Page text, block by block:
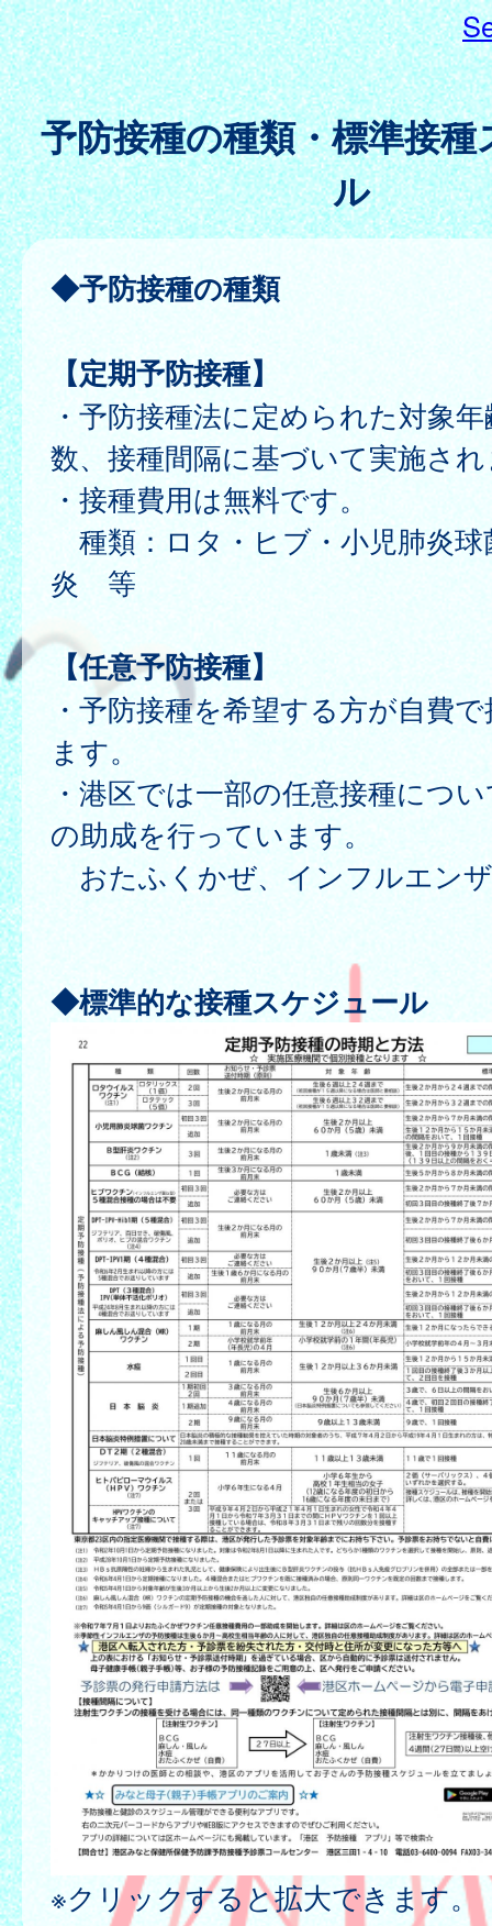
予防接種の種類・標準接
ル
◆予防接種の種類
【定期予防接種】
・予防接種法に定められた対象
数、接種間隔に基づいて実施さ
・接種費用は無料です。
種類：ロタ・ヒブ・小児肺炎球
炎 等
【任意予防接種】
・予防接種を希望する方が自費
ます。
・港区では一部の任意接種につ
の助成を行っています。
おたふくかぜ、インフルエン
◆標準的な接種スケジュール
※クリックすると拡大できます。